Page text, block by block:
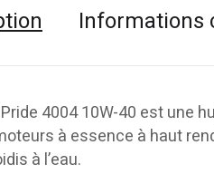
Informations
4004 10W-40 est une
à essence à haut
à l’eau.